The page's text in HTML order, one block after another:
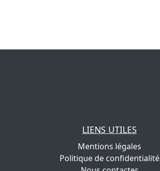
LIENS UTILES
Mentions légales
Politique de confidentialité